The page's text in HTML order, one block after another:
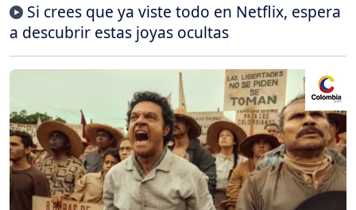
Si crees que ya viste todo en Netflix, espera
a descubrir estas joyas ocultas